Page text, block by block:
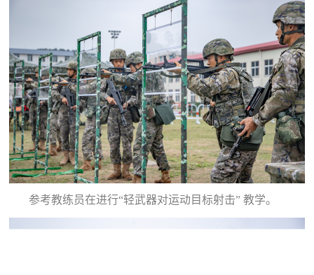
防
空
防
智
库
国
防
智
库
英
雄
模
参考教练员在进行“轻武器对运动目标射击” 教学。